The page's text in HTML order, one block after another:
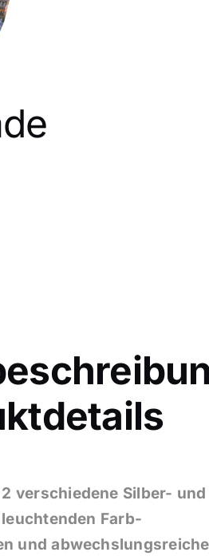
2 verschiedene Silber- und
Farb-
und